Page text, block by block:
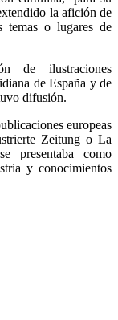
la afición de
temas o lugares de
de ilustraciones
de España y de
difusión.
europeas
Zeitung o La
presentaba como
y conocimientos